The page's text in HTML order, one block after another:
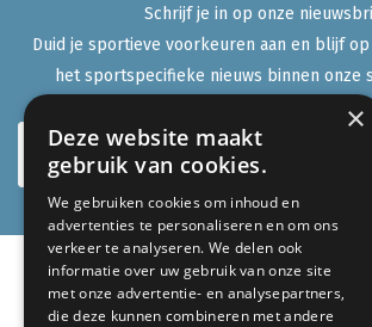
Schrijf je in op onze
Duid je sportieve voorkeuren aan en blijf
het sportspecifieke nieuws binnen onze
ONZE PARTNERS:
×
Deze website maakt
gebruik van cookies.
We gebruiken cookies om inhoud en
advertenties te personaliseren en om ons
verkeer te analyseren. We delen ook
informatie over uw gebruik van onze site
met onze advertentie- en analysepartners,
die deze kunnen combineren met andere